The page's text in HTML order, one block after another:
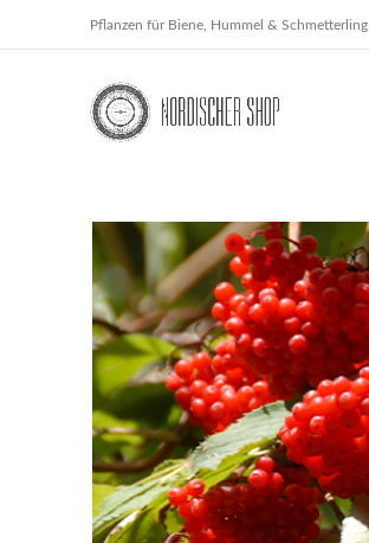
Pflanzen für Biene, Hummel & Schmetterling